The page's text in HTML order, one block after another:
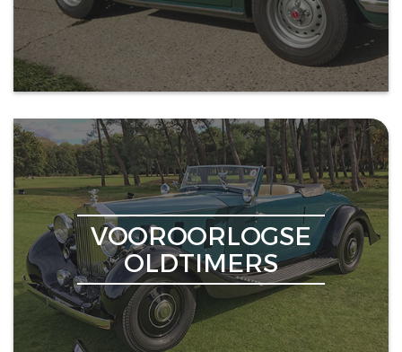
VOOROORLOGSE
OLDTIMERS